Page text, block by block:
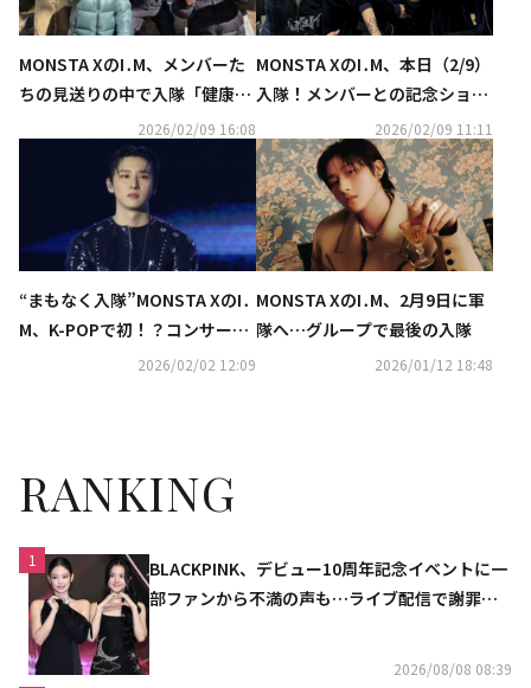
MONSTA XのI․M、メンバーた
ちの見送りの中で入隊「健康に
軍生活を終え戻って来る」
2026/02/09 16:08
MONSTA XのI․M、本日（2/9）
入隊！メンバーとの記念ショッ
2026/02/09 11:11
“まもなく入隊”MONSTA XのI․
M、K-POPで初！？コンサート
2026/02/02 12:09
MONSTA XのI․M、2月9日に軍
隊へ…グループで最後の入隊
2026/01/12 18:48
RANKING
1
BLACKPINK、デビュー10周年記念イベントに一
部ファンから不満の声も…ライブ配信で謝罪
2026/08/08 08:39